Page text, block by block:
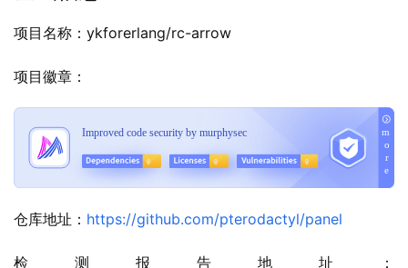
项目名称：ykforerlang/rc-arrow
项目徽章：
仓库地址： https://github.com/pterodactyl/panel
检测报告地址：